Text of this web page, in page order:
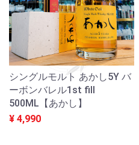
シングルモルト あかし5Y バ
ーボンバレル1st fill
500ML【あかし】
¥ 4,990